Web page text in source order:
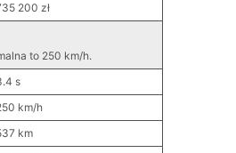
200 zł
to 250 km/h.
s
km/h
km